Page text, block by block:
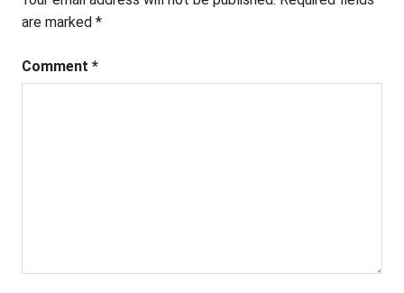
are marked *
Comment *